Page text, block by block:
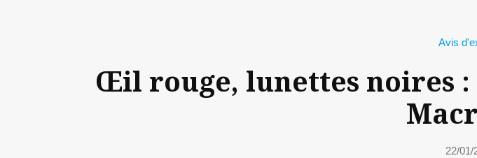
Avis
Œil rouge, lunettes noires
22/01/